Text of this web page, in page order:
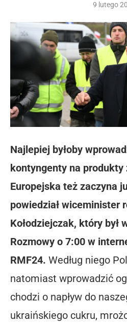
9 lutego
Najlepiej byłoby
kontyngenty na produkty
Europejska też zaczyna
powiedział wiceminister
Kołodziejczak, który był
Rozmowy o 7:00 w
RMF24. Według niego
natomiast wprowadzić
chodzi o napływ do
ukraińskiego cukru,